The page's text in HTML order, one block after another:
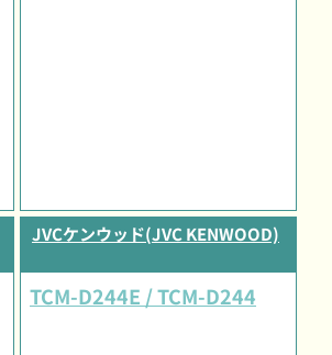
JVCケンウッド(JVC KENWOOD)
TCM-D244E / TCM-D244